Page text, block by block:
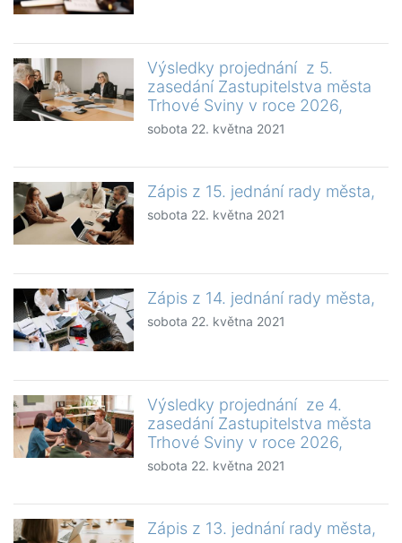
Výsledky projednání z 5.
zasedání Zastupitelstva města
Trhové Sviny v roce 2026,
sobota 22. května 2021
Zápis z 15. jednání rady města,
sobota 22. května 2021
Zápis z 14. jednání rady města,
sobota 22. května 2021
Výsledky projednání ze 4.
zasedání Zastupitelstva města
Trhové Sviny v roce 2026,
sobota 22. května 2021
Zápis z 13. jednání rady města,